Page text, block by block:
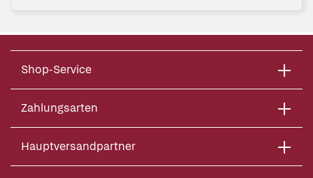
Shop-Service
Zahlungsarten
Hauptversandpartner